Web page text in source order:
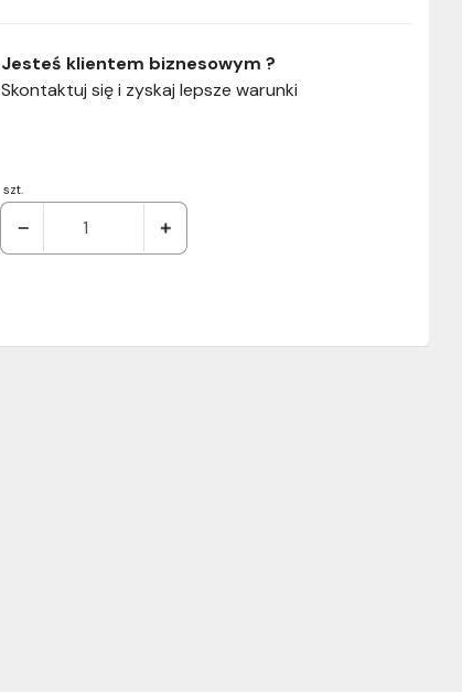
szt.
Jesteś klientem biznesowym ?
Skontaktuj się i zyskaj lepsze warunki